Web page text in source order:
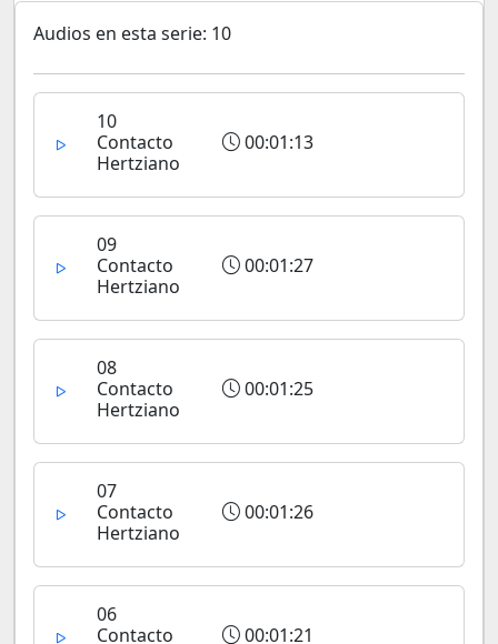
Audios en esta serie: 10
10
Contacto
Hertziano
00:01:13
09
Contacto
Hertziano
00:01:27
08
Contacto
Hertziano
00:01:25
07
Contacto
Hertziano
00:01:26
06
Contacto
00:01:21